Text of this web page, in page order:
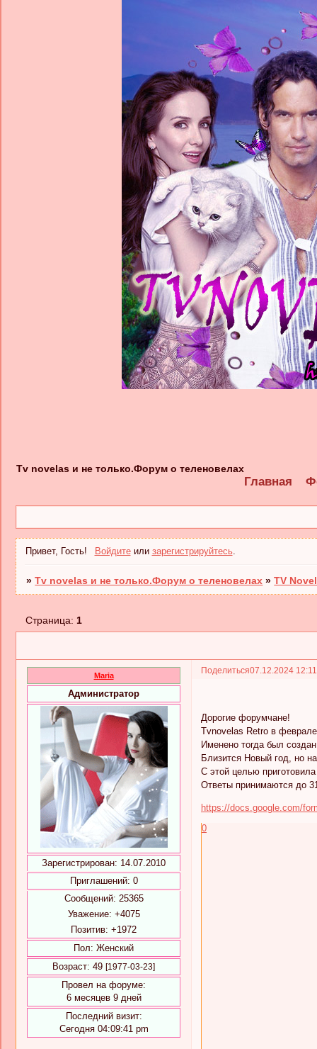
Tv novelas и не только.Форум о теленовелах
Главная
Привет, Гость! Войдитеили зарегистрируйтесь.
»Tv novelas и не только.Форум о теленовелах »TV
Страница:1
Поделиться07.12.2024
Maria
Администратор
Зарегистрирован: 14.07.2010
Приглашений: 0
Сообщений: 25365
Уважение: +4075
Позитив: +1972
Пол: Женский
Возраст: 49 [1977-03-23]
Провел на форуме:
6 месяцев 9 дней
Последний визит:
Сегодня 04:09:41 pm
Дорогие форумчане!
Tvnovelas Retro в
Именено тогда был
Близится Новый год, но
С этой целью
Ответы принимаются до
https://docs.google.com/
0